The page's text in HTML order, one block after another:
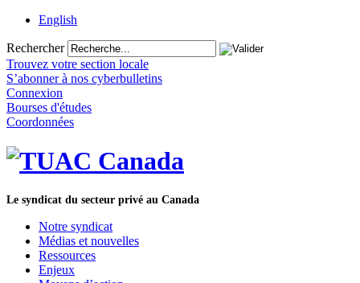
English
Rechercher
Trouvez votre section locale
S’abonner à nos cyberbulletins
Connexion
Bourses d'études
Coordonnées
Le syndicat du secteur privé au Canada
Notre syndicat
Médias et nouvelles
Ressources
Enjeux